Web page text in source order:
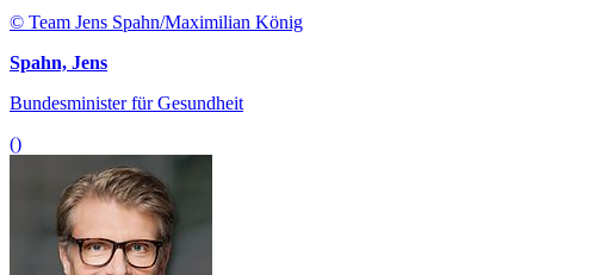
© Team Jens Spahn/Maximilian König
Spahn, Jens
Bundesminister für Gesundheit
()